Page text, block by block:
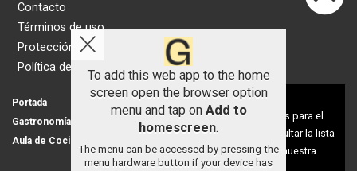
Contacto
Términos de uso
Protección de datos
Política de cookies
Portada
Actualidad
Gastronomía
Aula de Cocina
Aviso sobre el Uso de cookies:
Utilizamos cookies nuestras y de terceros para el
funcionamiento del digital. Puedes consultar la lista
de cookies y como desconectarlas. Ver nuestra
Política de Privacidad y Cookies
To add this web app to the home
screen open the browser option
menu and tap on Add to
homescreen.
The menu can be accessed by pressing the
menu hardware button if your device has